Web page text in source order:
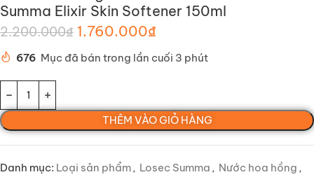
Summa Elixir Skin Softener 150ml
2.200.000₫ 1.760.000₫
676 Mục đã bán trong lần cuối 3 phút
THÊM VÀO GIỎ HÀNG
Danh mục: Loại sản phẩm, Losec Summa , Nước hoa hồng ,